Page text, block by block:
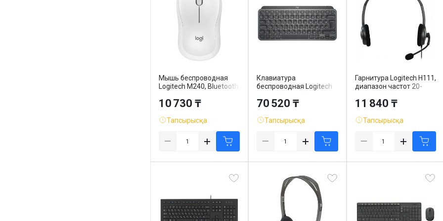
Мышь беспроводная
Logitech M240, Bluetooth,
оптическая, белая
10 730 ₸
Тапсырысқа
Клавиатура
беспроводная Logitech
Bluetooth, серая
70 520 ₸
Тапсырысқа
Гарнитура Logitech H111,
диапазон частот 20-
11 840 ₸
Тапсырысқа